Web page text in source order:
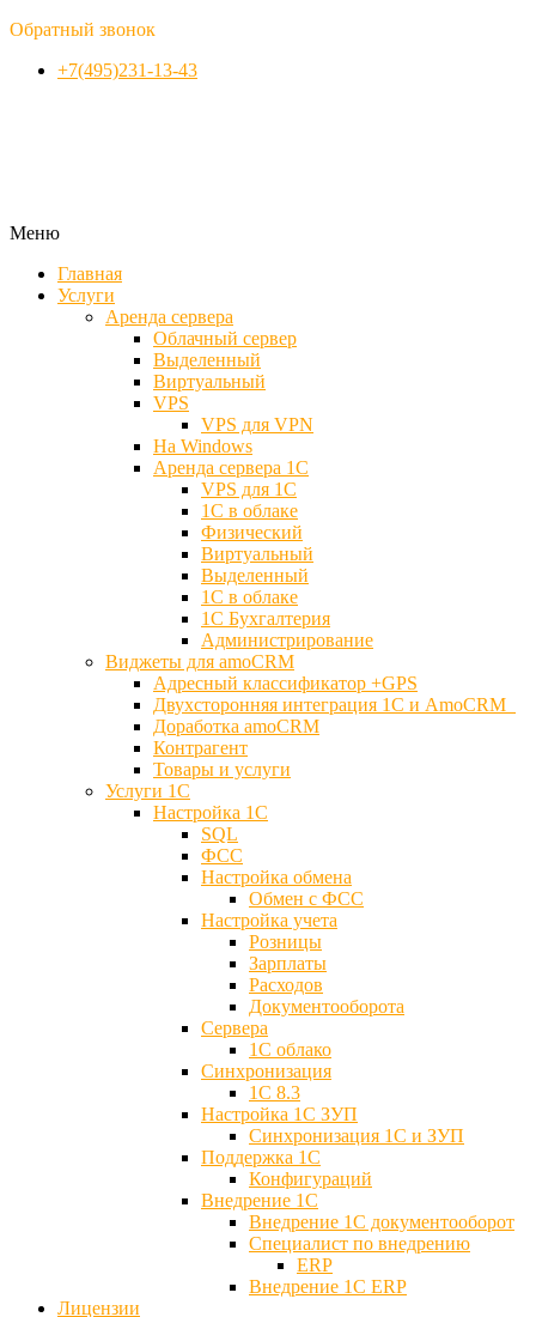
Обратный звонок
+7(495)231-13-43
Меню
Главная
Услуги
Аренда сервера
Облачный сервер
Выделенный
Виртуальный
VPS
VPS для VPN
На Windows
Аренда сервера 1С
VPS для 1С
1С в облаке
Физический
Виртуальный
Выделенный
1С в облаке
1С Бухгалтерия
Администрирование
Виджеты для amoCRM
Адресный классификатор +GPS
Двухсторонняя интеграция 1С и AmoCRM
Доработка amoCRM
Контрагент
Товары и услуги
Услуги 1С
Настройка 1С
SQL
ФСС
Настройка обмена
Обмен с ФСС
Настройка учета
Розницы
Зарплаты
Расходов
Документооборота
Сервера
1С облако
Синхронизация
1С 8.3
Настройка 1С ЗУП
Синхронизация 1С и ЗУП
Поддержка 1С
Конфигураций
Внедрение 1С
Внедрение 1С документооборот
Специалист по внедрению
ERP
Внедрение 1С ERP
Лицензии